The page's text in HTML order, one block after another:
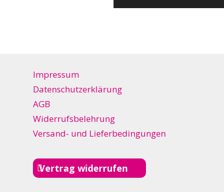
Impressum
Datenschutzerklärung
AGB
Widerrufsbelehrung
Versand- und Lieferbedingungen
Vertrag widerrufen